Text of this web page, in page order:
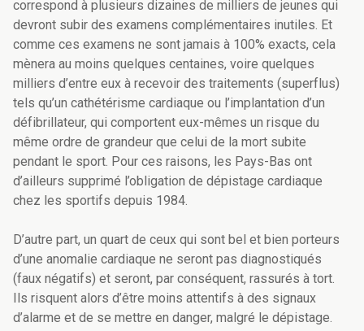
correspond à plusieurs dizaines de milliers de jeunes qui
devront subir des examens complémentaires inutiles. Et
comme ces examens ne sont jamais à 100% exacts, cela
mènera au moins quelques centaines, voire quelques
milliers d’entre eux à recevoir des traitements (superflus)
tels qu’un cathétérisme cardiaque ou l’implantation d’un
défibrillateur, qui comportent eux-mêmes un risque du
même ordre de grandeur que celui de la mort subite
pendant le sport. Pour ces raisons, les Pays-Bas ont
d’ailleurs supprimé l’obligation de dépistage cardiaque
chez les sportifs depuis 1984.
D’autre part, un quart de ceux qui sont bel et bien porteurs
d’une anomalie cardiaque ne seront pas diagnostiqués
(faux négatifs) et seront, par conséquent, rassurés à tort.
Ils risquent alors d’être moins attentifs à des signaux
d’alarme et de se mettre en danger, malgré le dépistage.